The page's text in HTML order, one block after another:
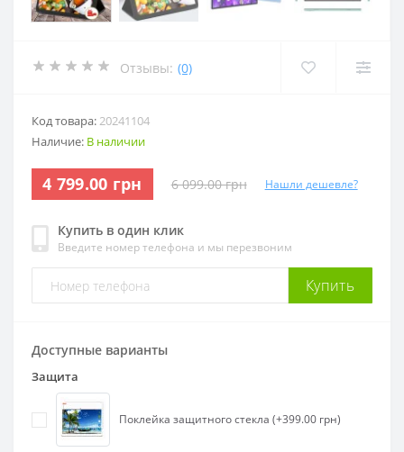
Отзывы: (0)
Код товара:20241104
Наличие: В наличии
4 799.00 грн 6 099.00 грн Нашли дешевле?
Купить в один клик
Введите номер телефона и мы перезвоним
Купить
Доступные варианты
Защита
Поклейка защитного стекла (+399.00 грн)